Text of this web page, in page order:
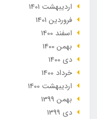
ارديبهشت 1401
فروردین 1401
اسفند 1400
بهمن 1400
دی 1400
خرداد 1400
ارديبهشت 1400
بهمن 1399
دی 1399